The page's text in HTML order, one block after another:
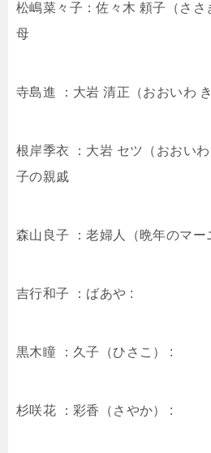
松嶋菜々子：佐々木 頼子（ささ
母
寺島進 ：大岩 清正（おおいわ
根岸季衣 ：大岩 セツ（おおい
子の親戚
森山良子 ：老婦人（晩年のマー
吉行和子 ：ばあや :
黒木瞳 ：久子（ひさこ） :
杉咲花 ：彩香（さやか） :